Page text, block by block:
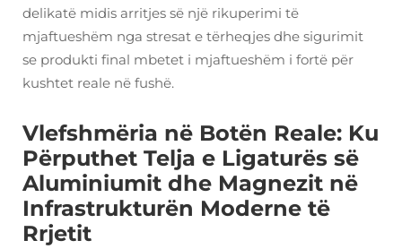
delikatë midis arritjes së një rikuperimi të
mjaftueshëm nga stresat e tërheqjes dhe sigurimit
se produkti final mbetet i mjaftueshëm i fortë për
kushtet reale në fushë.
Vlefshmëria në Botën Reale: Ku
Përputhet Telja e Ligaturës së
Aluminiumit dhe Magnezit në
Infrastrukturën Moderne të
Rrjetit